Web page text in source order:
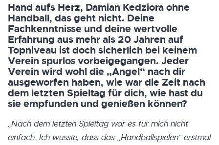
Hand aufs Herz, Damian Kedziora ohne
Handball, das geht nicht. Deine
Fachkenntnisse und deine wertvolle
Erfahrung aus mehr als 20 Jahren auf
Topniveau ist doch sicherlich bei keinem
Verein spurlos vorbeigegangen. Jeder
Verein wird wohl die „Angel“ nach dir
ausgeworfen haben, wie war die Zeit nach
dem letzten Spieltag für dich, wie hast du
sie empfunden und genießen können?
„Nach dem letzten Spieltag war es für mich nicht
einfach. Ich wusste, dass das „Handballspielen“ erstmal